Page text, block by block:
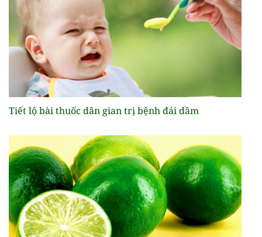
Tiết lộ bài thuốc dân gian trị bệnh đái dầm